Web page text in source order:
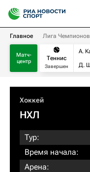
Главное Лига Чемпионов
Матч-
центр
Теннис
Завершен
А.
Д.
Хоккей
НХЛ
Тур:
Время начала:
Арена: